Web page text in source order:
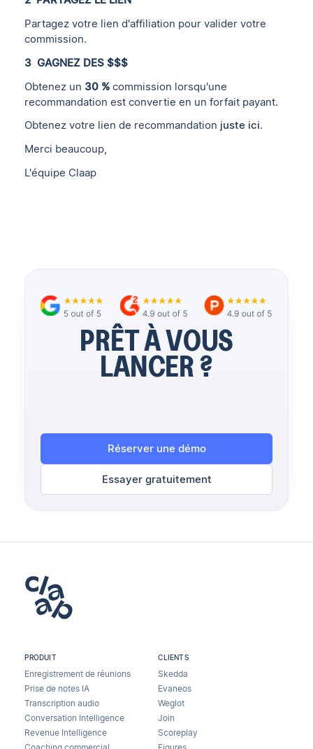
Partagez votre lien d'affiliation pour valider votre
commission.
3 ️ GAGNEZ DES $$$
Obtenez un 30 % commission lorsqu'une
recommandation est convertie en un forfait payant.
Obtenez votre lien de recommandation juste ici.
Merci beaucoup,
L'équipe Claap
PRÊT À VOUS
LANCER ?
Réserver une démo
Essayer gratuitement
PRODUIT
Enregistrement de réunions
Prise de notes IA
Transcription audio
Conversation Intelligence
Revenue Intelligence
CLIENTS
Skedda
Evaneos
Weglot
Join
Scoreplay